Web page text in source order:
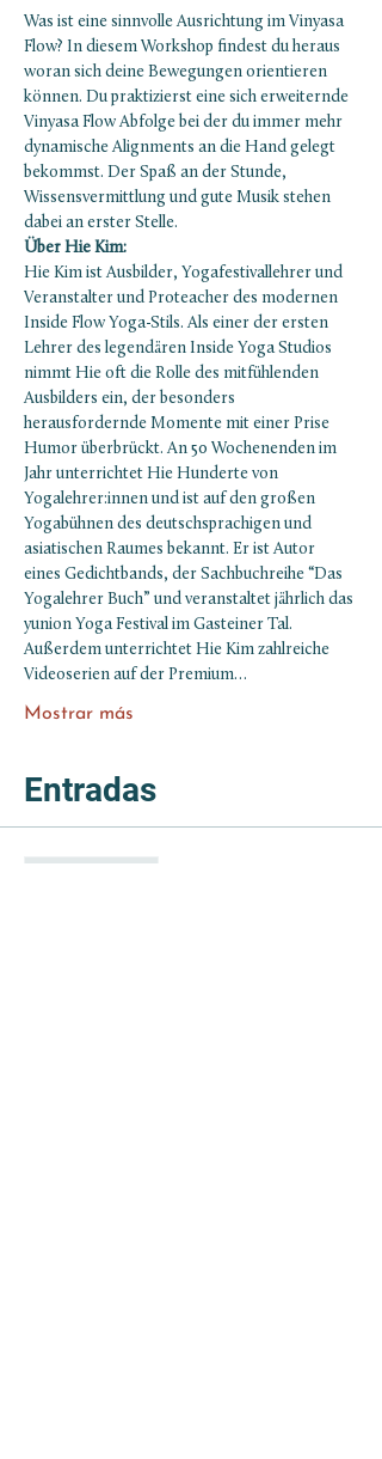
Was ist eine sinnvolle Ausrichtung im Vinyasa
Flow? In diesem Workshop findest du heraus
woran sich deine Bewegungen orientieren
können. Du praktizierst eine sich erweiternde
Vinyasa Flow Abfolge bei der du immer mehr
dynamische Alignments an die Hand gelegt
bekommst. Der Spaß an der Stunde,
Wissensvermittlung und gute Musik stehen
dabei an erster Stelle.
Über Hie Kim:
Hie Kim ist Ausbilder, Yogafestivallehrer und
Veranstalter und Proteacher des modernen
Inside Flow Yoga-Stils. Als einer der ersten
Lehrer des legendären Inside Yoga Studios
nimmt Hie oft die Rolle des mitfühlenden
Ausbilders ein, der besonders
herausfordernde Momente mit einer Prise
Humor überbrückt. An 50 Wochenenden im
Jahr unterrichtet Hie Hunderte von
Yogalehrer:innen und ist auf den großen
Yogabühnen des deutschsprachigen und
asiatischen Raumes bekannt. Er ist Autor
eines Gedichtbands, der Sachbuchreihe “Das
Yogalehrer Buch” und veranstaltet jährlich das
yunion Yoga Festival im Gasteiner Tal.
Außerdem unterrichtet Hie Kim zahlreiche
Videoserien auf der Premium…
Mostrar más
Entradas